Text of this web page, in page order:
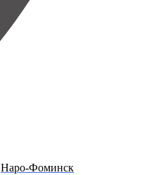
Наро-Фоминск